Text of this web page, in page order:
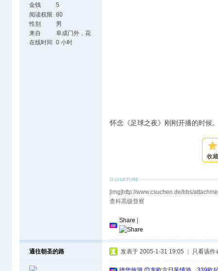
金钱
5
阅读权限 80
性别
男
来自
阜成门外，花
园村里
在线时间 0 小时
怀念《足球之夜》刚刚开播的时候
收
[img]http://www.csuchen.de/bbs/
查科高级督察
Share
通往朝圣的路 发表于 2005-1-31 19:05 只看该作